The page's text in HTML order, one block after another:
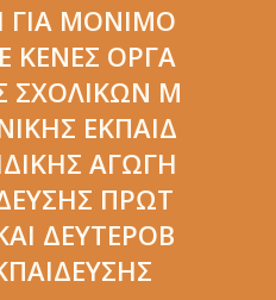
ΓΙΑ ΜΌΝΙΜΟ
ΚΕΝΈΣ ΟΡΓΑ
ΣΧΟΛΙΚΏΝ Μ
ΕΚΠΑΊΔ
ΑΓΩΓΉ
ΠΡΩΤ
ΔΕΥΤΕΡΟΒ